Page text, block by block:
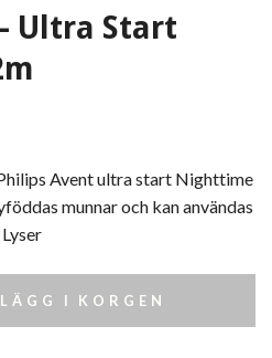
Ultra Start
Avent ultra start Nighttime
munnar och kan användas
LÄGG I KORGEN